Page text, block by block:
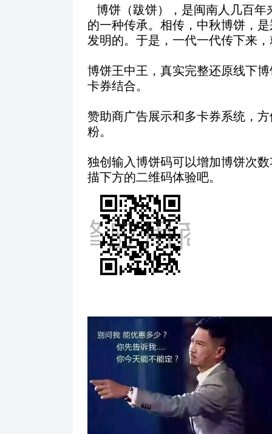
博饼（跋饼），是闽南人几百年
的一种传承。相传，中秋博饼，
发明的。于是，一代一代传下来
博饼王中王，真实完整还原线下
卡券结合。
赞助商广告展示和多卡券系统，
粉。
独创输入博饼码可以增加博饼次
描下方的二维码体验吧。